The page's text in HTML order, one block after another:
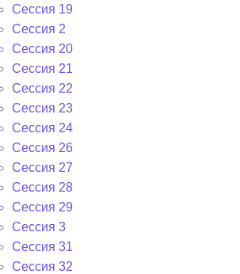
Сессия 19
Сессия 2
Сессия 20
Сессия 21
Сессия 22
Сессия 23
Сессия 24
Сессия 26
Сессия 27
Сессия 28
Сессия 29
Сессия 3
Сессия 31
Сессия 32